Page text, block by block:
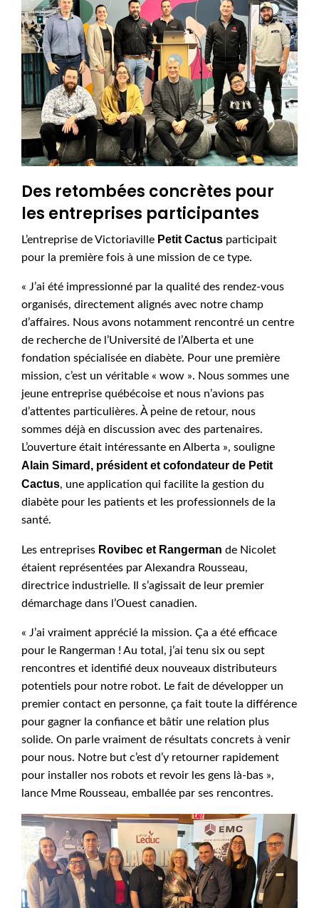
Des retombées concrètes pour
les entreprises participantes
L’entreprise de Victoriaville Petit Cactus participait
pour la première fois à une mission de ce type.
« J’ai été impressionné par la qualité des rendez-vous
organisés, directement alignés avec notre champ
d’affaires. Nous avons notamment rencontré un centre
de recherche de l’Université de l’Alberta et une
fondation spécialisée en diabète. Pour une première
mission, c’est un véritable « wow ». Nous sommes une
jeune entreprise québécoise et nous n’avions pas
d’attentes particulières. À peine de retour, nous
sommes déjà en discussion avec des partenaires.
L’ouverture était intéressante en Alberta », souligne
Alain Simard, président et cofondateur de Petit
Cactus, une application qui facilite la gestion du
diabète pour les patients et les professionnels de la
santé.
Les entreprises Rovibec et Rangerman de Nicolet
étaient représentées par Alexandra Rousseau,
directrice industrielle. Il s’agissait de leur premier
démarchage dans l’Ouest canadien.
« J’ai vraiment apprécié la mission. Ça a été efficace
pour le Rangerman ! Au total, j’ai tenu six ou sept
rencontres et identifié deux nouveaux distributeurs
potentiels pour notre robot. Le fait de développer un
premier contact en personne, ça fait toute la différence
pour gagner la confiance et bâtir une relation plus
solide. On parle vraiment de résultats concrets à venir
pour nous. Notre but c’est d’y retourner rapidement
pour installer nos robots et revoir les gens là-bas »,
lance Mme Rousseau, emballée par ses rencontres.